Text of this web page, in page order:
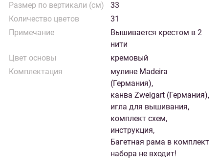
Размер по вертикали (см)
33
Количество цветов
31
Примечание
Вышивается крестом в 2
нити
Цвет основы
кремовый
Комплектация
мулине Madeira
(Германия),
канва Zweigart (Германия),
игла для вышивания,
комплект схем,
инструкция,
Багетная рама в комплект
набора не входит!